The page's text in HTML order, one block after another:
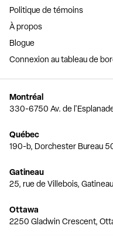
Politique de témoins
À propos
Blogue
Connexion au tableau de
Montréal
330-6750 Av. de
Québec
190-b, Dorchester Bureau
Gatineau
25, rue de Villebois,
Ottawa
2250 Gladwin Crescent,